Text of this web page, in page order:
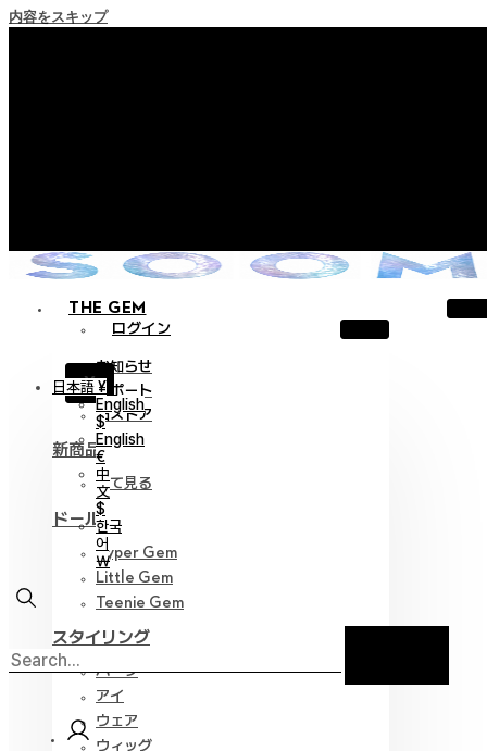
内容をスキップ
THE GEM
ログイン
X
お知らせ
サポート
旧ストア
新商品
全て見る
ドール
Hyper Gem
Little Gem
Teenie Gem
スタイリング
パーツ
アイ
ウェア
ウィッグ
日本語 ¥
English
$
English
€
中
文
$
한국
어
￦